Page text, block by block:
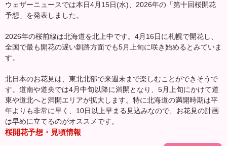
ウェザーニュースでは本日4月15日(水)、2026年の「第十回桜開花
予想」を発表しました。
2026年の桜前線は北海道を北上中です。4月16日に札幌で開花し、
全国で最も開花の遅い釧路方面でも5月上旬に咲き始めるとみていま
す。
北日本のお花見は、東北北部で来週末まで楽しむことができそうで
す。道南や道央では4月中旬以降に満開となり、5月上旬にかけて道
東や道北へと満開エリアが拡大します。特に北海道の満開時期は平
年よりも非常に早く、10日以上早まる見込みなので、お花見の計画
は早めに立てるのがオススメです。
桜開花予想・見頃情報